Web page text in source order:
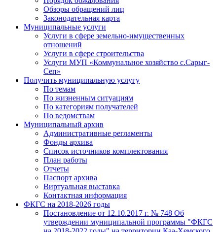
Обзоры обращений лиц
Законодательная карта
Муниципальные услуги
Услуги в сфере земельно-имущественных
отношений
Услуги в сфере строительства
Услуги МУП «Коммунальное хозяйство с.Сарыг-
Сеп»
Получить муниципальную услугу
По темам
По жизненным ситуациям
По категориям получателей
По ведомствам
Муниципальный архив
Административные регламенты
Фонды архива
Список источников комплектования
План работы
Отчеты
Паспорт архива
Виртуальная выставка
Контактная информация
ФКГС на 2018-2026 годы
Постановление от 12.10.2017 г. № 748 Об
утверждении муниципальной программы "ФКГС